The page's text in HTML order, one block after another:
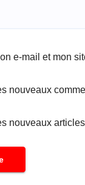
e-mail et mon
nouveaux
nouveaux